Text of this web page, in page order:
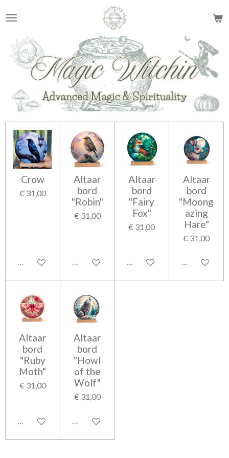
direct
de
hoofdinhoud
Crow
€ 31,00
In winkelwagen
Altaar
bord
"Robin"
€ 31,00
In winkelwagen
Altaar
bord
"Fairy
Fox"
€ 31,00
In winkelwagen
Altaar
bord
"Moong
azing
Hare"
€ 31,00
In
Altaar
bord
"Ruby
Moth"
€ 31,00
In winkelwagen
Altaar
bord
"Howl
of the
Wolf"
€ 31,00
In winkelwagen